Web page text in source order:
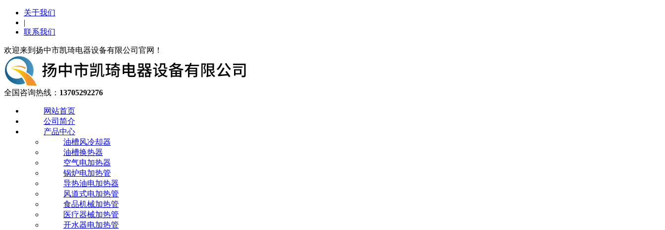
关于我们
|
联系我们
欢迎来到扬中市凯琦电器设备有限公司官网！
全国咨询热线： 13705292276
网站首页
公司简介
产品中心
油槽风冷却器
油槽换热器
空气电加热器
锅炉电加热管
导热油电加热器
风道式电加热管
食品机械加热管
医疗器械加热管
开水器电加热管